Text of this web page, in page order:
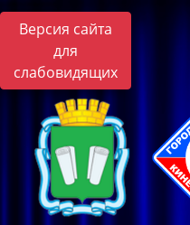
Версия сайта
для
слабовидящих